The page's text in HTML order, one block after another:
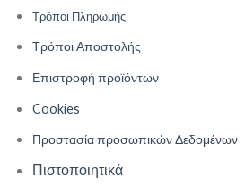
Τρόποι Πληρωμής
Τρόποι Αποστολής
Επιστροφή προϊόντων
Cookies
Προστασία προσωπικών Δεδομένων
Πιστοποιητικά